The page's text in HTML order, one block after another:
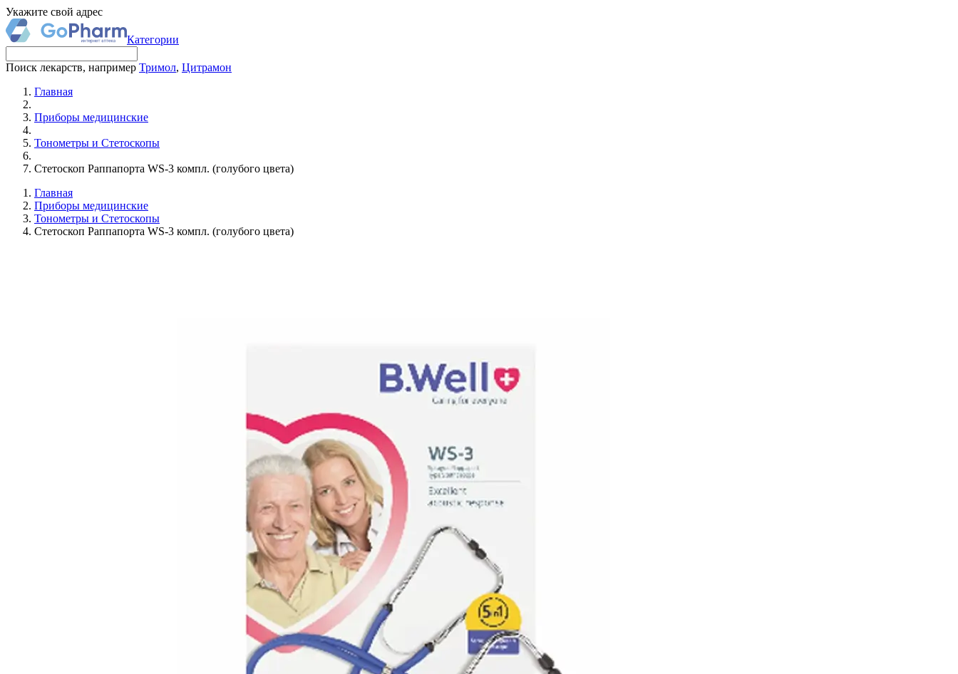
Укажите свой адрес
Категории
Поиск лекарств, например Тримол, Цитрамон
Главная
Приборы медицинские
Тонометры и Стетоскопы
Стетоскоп Раппапорта WS-3 компл. (голубого цвета)
Главная
Приборы медицинские
Тонометры и Стетоскопы
Стетоскоп Раппапорта WS-3 компл. (голубого цвета)